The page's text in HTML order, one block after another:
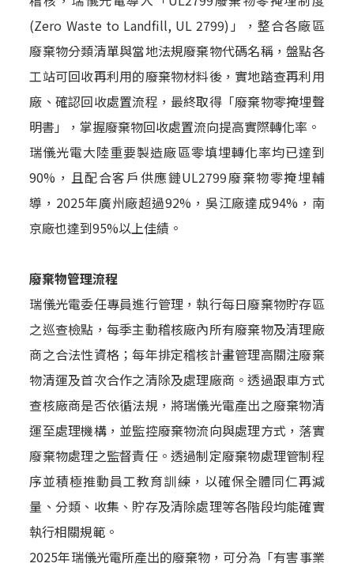
(Zero Waste to Landfill, UL 2799)」，整合各廠區
廢棄物分類清單與當地法規廢棄物代碼名稱，盤點各
工站可回收再利用的廢棄物材料後，實地踏查再利用
廠、確認回收處置流程，最終取得「廢棄物零掩埋聲
明書」，掌握廢棄物回收處置流向提高實際轉化率。
瑞儀光電大陸重要製造廠區零填埋轉化率均已達到
90%，且配合客戶供應鏈UL2799廢棄物零掩埋輔
導，2025年廣州廠超過92%，吳江廠達成94%，南
京廠也達到95%以上佳績。
廢棄物管理流程
瑞儀光電委任專員進行管理，執行每日廢棄物貯存區
之巡查檢點，每季主動稽核廠內所有廢棄物及清理廠
商之合法性資格；每年排定稽核計畫管理高關注廢棄
物清運及首次合作之清除及處理廠商。透過跟車方式
查核廠商是否依循法規，將瑞儀光電產出之廢棄物清
運至處理機構，並監控廢棄物流向與處理方式，落實
廢棄物處理之監督責任。透過制定廢棄物處理管制程
序並積極推動員工教育訓練，以確保全體同仁再減
量、分類、收集、貯存及清除處理等各階段均能確實
執行相關規範。
2025年瑞儀光電所產出的廢棄物，可分為「有害事業